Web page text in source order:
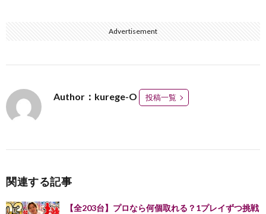
Advertisement
Author：kurege-O 投稿一覧
関連する記事
【全203台】プロなら何個取れる？1プレイずつ挑戦